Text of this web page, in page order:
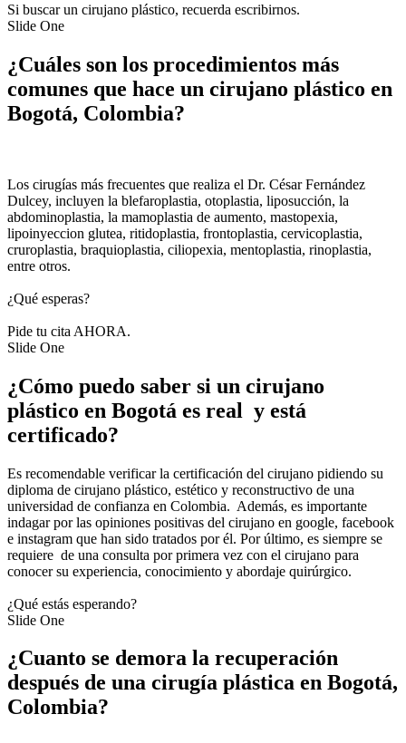
Si buscar un cirujano plástico, recuerda escribirnos.
Slide One
¿Cuáles son los procedimientos más
comunes que hace un cirujano plástico en
Bogotá, Colombia?
Los cirugías más frecuentes que realiza el Dr. César Fernández
Dulcey, incluyen la blefaroplastia, otoplastia, liposucción, la
abdominoplastia, la mamoplastia de aumento, mastopexia,
lipoinyeccion glutea, ritidoplastia, frontoplastia, cervicoplastia,
cruroplastia, braquioplastia, ciliopexia, mentoplastia, rinoplastia,
entre otros.
¿Qué esperas?
Pide tu cita AHORA.
Slide One
¿Cómo puedo saber si un cirujano
plástico en Bogotá es real y está
certificado?
Es recomendable verificar la certificación del cirujano pidiendo su
diploma de cirujano plástico, estético y reconstructivo de una
universidad de confianza en Colombia. Además, es importante
indagar por las opiniones positivas del cirujano en google, facebook
e instagram que han sido tratados por él. Por último, es siempre se
requiere de una consulta por primera vez con el cirujano para
conocer su experiencia, conocimiento y abordaje quirúrgico.
¿Qué estás esperando?
Slide One
¿Cuanto se demora la recuperación
después de una cirugía plástica en Bogotá,
Colombia?